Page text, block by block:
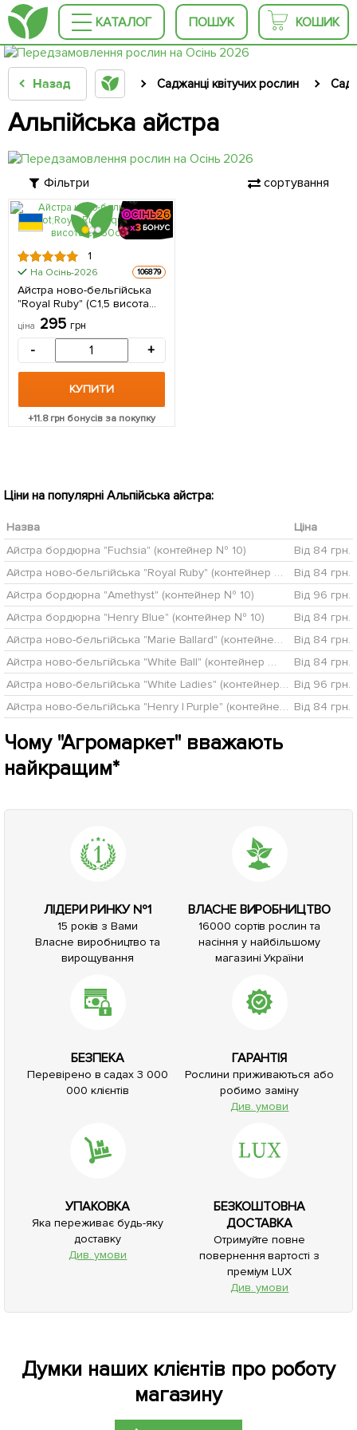
КАТАЛОГ ПОШУК КОШИК
Назад Саджанці квітучих рослин
Альпійська айстра
Фільтри сортування
1
На Осінь-2026 106879
Айстра ново-бельгійська
"Royal Ruby" (С1,5 висота
20-30см) 1 саджанець в
упаковці
ціна 295 грн
- +
КУПИТИ
+11.8грн бонусів за покупку
Ціни на популярні Альпійська айстра:
Назва
Ціна
Айстра бордюрна "Fuchsia" (контейнер № 10)
Від 84 грн.
Айстра ново-бельгійська "Royal Ruby" (контейнер № 10)
Від 84 грн.
Айстра бордюрна "Amethyst" (контейнер № 10)
Від 96 грн.
Айстра бордюрна "Henry Blue" (контейнер № 10)
Від 84 грн.
Айстра ново-бельгійська "Marie Ballard" (контейнер № 10)
Від 84 грн.
Айстра ново-бельгійська "White Ball" (контейнер № 10)
Від 84 грн.
Айстра ново-бельгійська "White Ladies" (контейнер № 10) Від 96 грн.
Айстра ново-бельгійська "Henry I Purple" (контейнер № 10) Від 84 грн.
Чому "Агромаркет" вважають
найкращим*
ЛІДЕРИ РИНКУ №1
15 років з Вами
Власне виробництво та
вирощування
ВЛАСНЕ ВИРОБНИЦТВО
16000 сортів рослин та
насіння у найбільшому
магазині України
БЕЗПЕКА
Перевірено в садах 3 000
000 клієнтів
ГАРАНТІЯ
Рослини приживаються або
робимо заміну
Див. умови
УПАКОВКА
Яка переживає будь-яку
доставку
Див. умови
БЕЗКОШТОВНА
ДОСТАВКА
Отримуйте повне
повернення вартості з
преміум LUX
Див. умови
Думки наших клієнтів про роботу
магазину